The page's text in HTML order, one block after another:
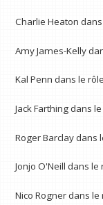
Charlie Heaton
Amy James-Kelly
Kal Penn dans le
Jack Farthing dans
Roger Barclay dans
Jonjo O'Neill dans
Nico Rogner dans